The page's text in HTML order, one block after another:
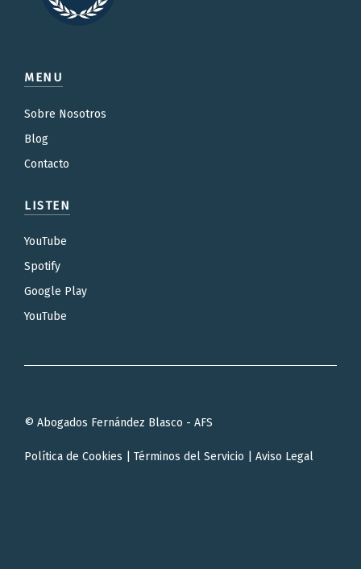
MENU
Sobre Nosotros
Blog
Contacto
LISTEN
YouTube
Spotify
Google Play
YouTube
© Abogados Fernández Blasco - AFS
Política de Cookies Términos del Servicio Aviso Legal